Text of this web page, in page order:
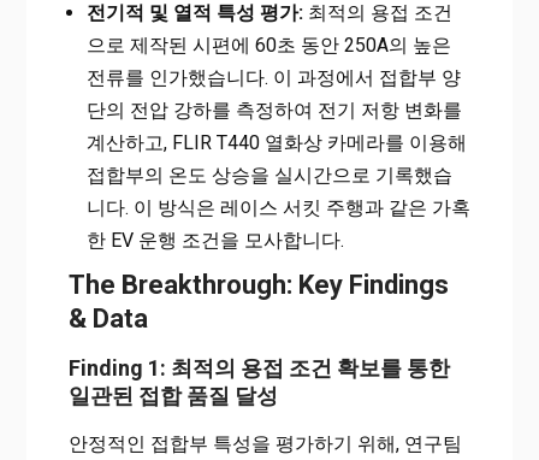
전기적 및 열적 특성 평가:최적의 용접 조건
으로 제작된 시편에 60초 동안 250A의 높은
전류를 인가했습니다. 이 과정에서 접합부 양
단의 전압 강하를 측정하여 전기 저항 변화를
계산하고, FLIR T440 열화상 카메라를 이용해
접합부의 온도 상승을 실시간으로 기록했습
니다. 이 방식은 레이스 서킷 주행과 같은 가혹
한 EV 운행 조건을 모사합니다.
The Breakthrough: Key Findings
& Data
Finding 1: 최적의 용접 조건 확보를 통한
일관된 접합 품질 달성
안정적인 접합부 특성을 평가하기 위해, 연구팀